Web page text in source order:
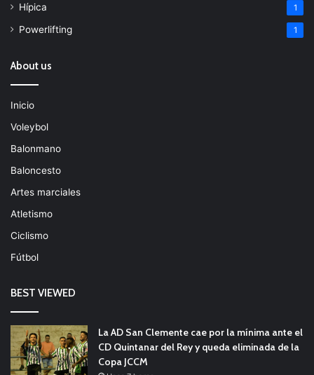
Hípica 1
Powerlifting 1
About us
Inicio
Voleybol
Balonmano
Baloncesto
Artes marciales
Atletismo
Ciclismo
Fútbol
BEST VIEWED
La AD San Clemente cae por la mínima ante el
CD Quintanar del Rey y queda eliminada de la
Copa JCCM